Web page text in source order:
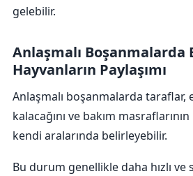
gelebilir.
Anlaşmalı Boşanmalarda
Hayvanların Paylaşımı
Anlaşmalı boşanmalarda taraflar,
kalacağını ve bakım masraflarının
kendi aralarında belirleyebilir.
Bu durum genellikle daha hızlı